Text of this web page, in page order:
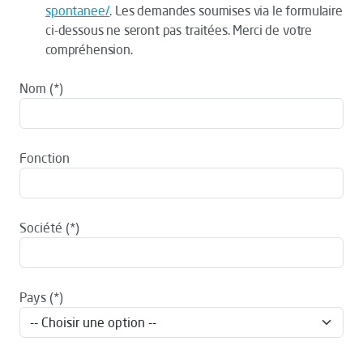
spontanee/. Les demandes soumises via le formulaire
ci-dessous ne seront pas traitées. Merci de votre
compréhension.
Nom
Fonction
Société
Pays